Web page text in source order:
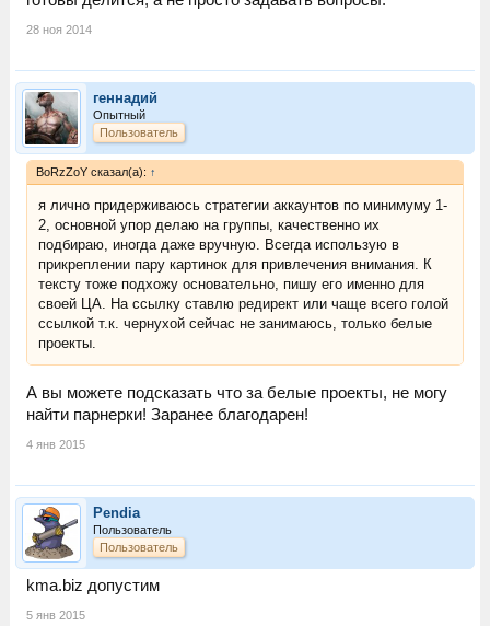
28 ноя 2014
геннадий
Опытный
Пользователь
BoRzZoY сказал(а): ↑
я лично придерживаюсь стратегии аккаунтов по минимуму 1-
2, основной упор делаю на группы, качественно их
подбираю, иногда даже вручную. Всегда использую в
прикреплении пару картинок для привлечения внимания. К
тексту тоже подхожу основательно, пишу его именно для
своей ЦА. На ссылку ставлю редирект или чаще всего голой
ссылкой т.к. чернухой сейчас не занимаюсь, только белые
проекты.
А вы можете подсказать что за белые проекты, не могу
найти парнерки! Заранее благодарен!
4 янв 2015
Pendia
Пользователь
Пользователь
kma.biz допустим
5 янв 2015